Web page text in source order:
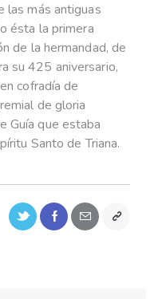
las más antiguas
ésta la primera
de la hermandad, de
su 425 aniversario,
cofradía de
de gloria
Guía que estaba
Santo de Triana.